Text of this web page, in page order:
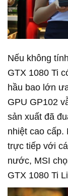
Nếu không
GTX 1080 Ti
hầu bao lớn
GPU GP102
sản xuất đã
nhiệt cao cấp.
trực tiếp với
nước, MSI
GTX 1080 Ti